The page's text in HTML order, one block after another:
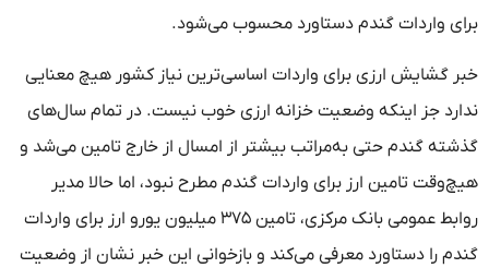
برای واردات گندم دستاورد محسوب می‌شود.
خبر گشایش ارزی برای واردات اساسی‌ترین نیاز کشور هیچ معنایی
ندارد جز اینکه وضعیت خزانه ارزی خوب نیست. در تمام سال‌های
گذشته گندم حتی به‌مراتب بیشتر از امسال از خارج تامین می‌شد و
هیچ‌وقت تامین ارز برای واردات گندم مطرح نبود، اما حالا مدیر
روابط عمومی بانک مرکزی، تامین ۳۷۵ میلیون یورو ارز برای واردات
گندم را دستاورد معرفی می‌کند و بازخوانی این خبر نشان از وضعیت